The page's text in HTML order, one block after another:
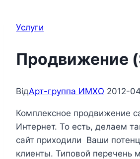
Услуги
Продвижение
ВідАрт-группа ИМХО 2012-
Комплексное продвижение
Интернет. То есть, делаем
сайт приходили Ваши
клиенты. Типовой перечень